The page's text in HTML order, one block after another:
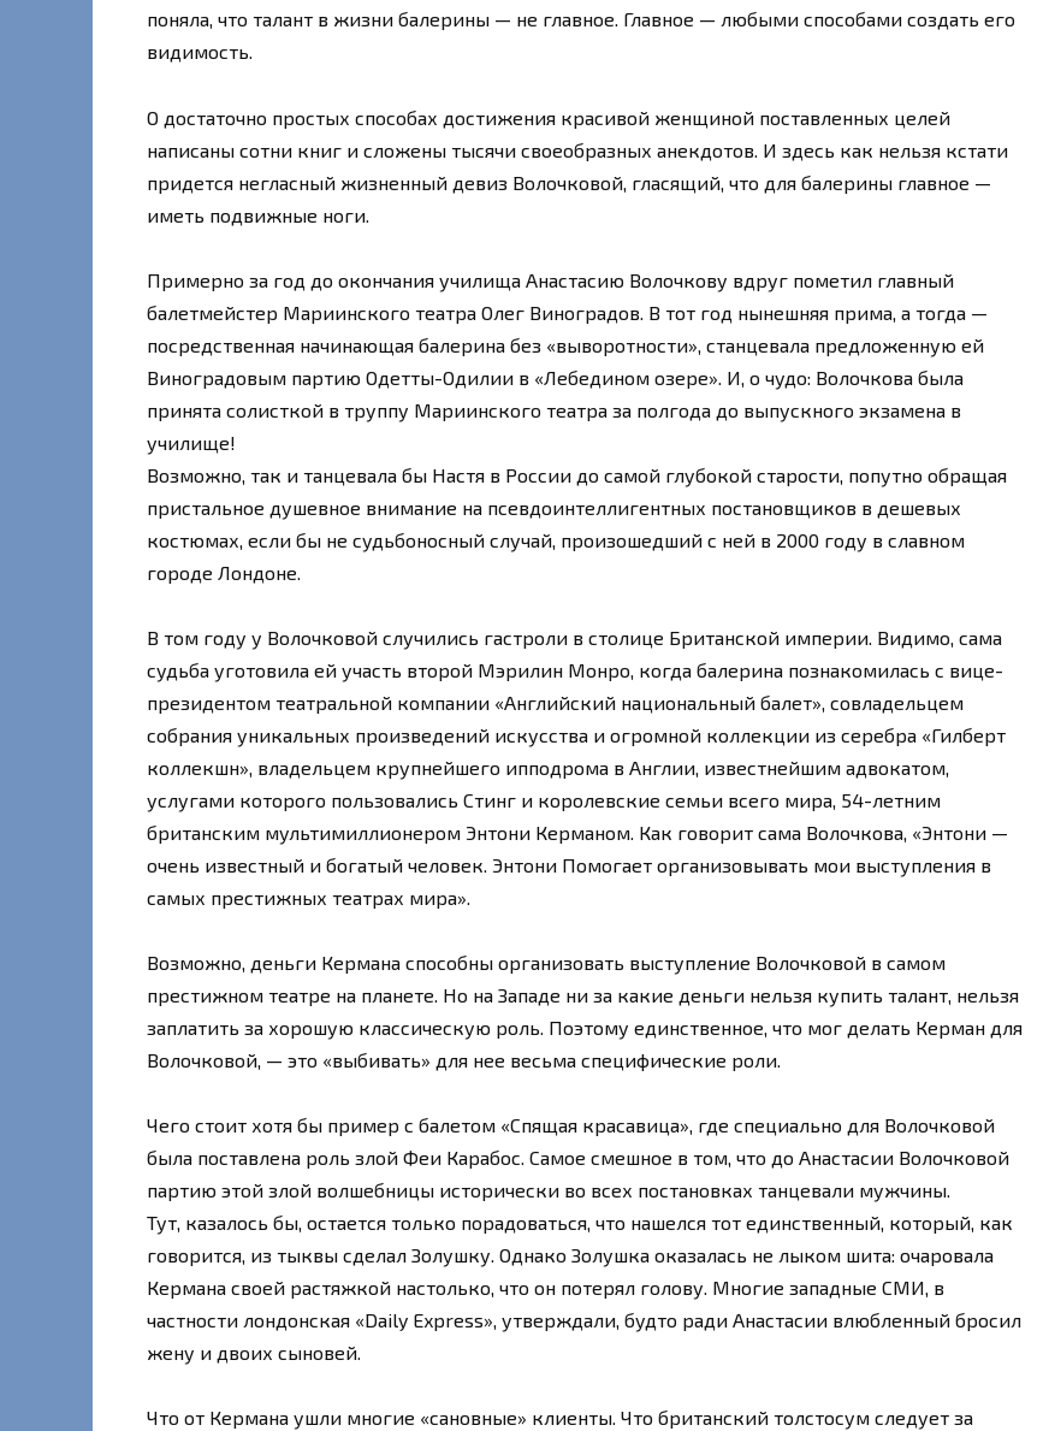
поняла, что талант в жизни балерины — не главное. Главное — любыми способами создать его
видимость.
О достаточно простых способах достижения красивой женщиной поставленных целей
написаны сотни книг и сложены тысячи своеобразных анекдотов. И здесь как нельзя кстати
придется негласный жизненный девиз Волочковой, гласящий, что для балерины главное —
иметь подвижные ноги.
Примерно за год до окончания училища Анастасию Волочкову вдруг пометил главный
балетмейстер Мариинского театра Олег Виноградов. В тот год нынешняя прима, а тогда —
посредственная начинающая балерина без «выворотности», станцевала предложенную ей
Виноградовым партию Одетты-Одилии в «Лебедином озере». И, о чудо: Волочкова была
принята солисткой в труппу Мариинского театра за полгода до выпускного экзамена в
училище!
Возможно, так и танцевала бы Настя в России до самой глубокой старости, попутно обращая
пристальное душевное внимание на псевдоинтеллигентных постановщиков в дешевых
костюмах, если бы не судьбоносный случай, произошедший с ней в 2000 году в славном
городе Лондоне.
В том году у Волочковой случились гастроли в столице Британской империи. Видимо, сама
судьба уготовила ей участь второй Мэрилин Монро, когда балерина познакомилась с вице-
президентом театральной компании «Английский национальный балет», совладельцем
собрания уникальных произведений искусства и огромной коллекции из серебра «Гилберт
коллекшн», владельцем крупнейшего ипподрома в Англии, известнейшим адвокатом,
услугами которого пользовались Стинг и королевские семьи всего мира, 54-летним
британским мультимиллионером Энтони Керманом. Как говорит сама Волочкова, «Энтони —
очень известный и богатый человек. Энтони Помогает организовывать мои выступления в
самых престижных театрах мира».
Возможно, деньги Кермана способны организовать выступление Волочковой в самом
престижном театре на планете. Но на Западе ни за какие деньги нельзя купить талант, нельзя
заплатить за хорошую классическую роль. Поэтому единственное, что мог делать Керман для
Волочковой, — это «выбивать» для нее весьма специфические роли.
Чего стоит хотя бы пример с балетом «Спящая красавица», где специально для Волочковой
была поставлена роль злой Феи Карабос. Самое смешное в том, что до Анастасии Волочковой
партию этой злой волшебницы исторически во всех постановках танцевали мужчины.
Тут, казалось бы, остается только порадоваться, что нашелся тот единственный, который, как
говорится, из тыквы сделал Золушку. Однако Золушка оказалась не лыком шита: очаровала
Кермана своей растяжкой настолько, что он потерял голову. Многие западные СМИ, в
частности лондонская «Daily Express», утверждали, будто ради Анастасии влюбленный бросил
жену и двоих сыновей.
Что от Кермана ушли многие «сановные» клиенты. Что британский толстосум следует за